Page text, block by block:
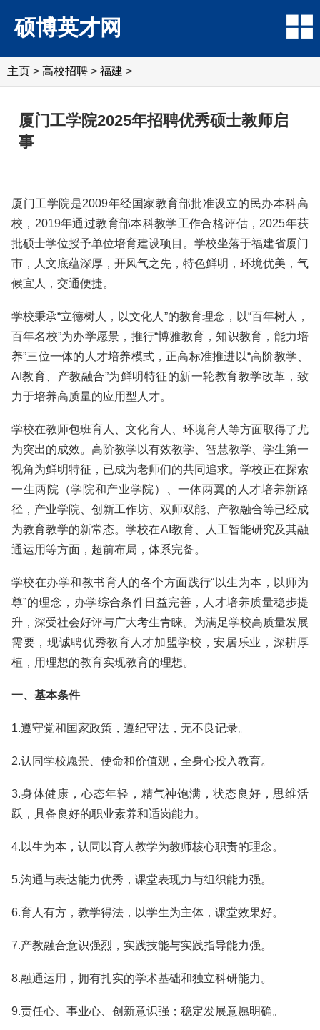
硕博英才网
主页 > 高校招聘 > 福建 >
厦门工学院2025年招聘优秀硕士教师启
事
厦门工学院是2009年经国家教育部批准设立的民办本科高
校，2019年通过教育部本科教学工作合格评估，2025年获
批硕士学位授予单位培育建设项目。学校坐落于福建省厦门
市，人文底蕴深厚，开风气之先，特色鲜明，环境优美，气
候宜人，交通便捷。
学校秉承“立德树人，以文化人”的教育理念，以“百年树人，
百年名校”为办学愿景，推行“博雅教育，知识教育，能力培
养”三位一体的人才培养模式，正高标准推进以“高阶教学、
AI教育、产教融合”为鲜明特征的新一轮教育教学改革，致
力于培养高质量的应用型人才。
学校在教师包班育人、文化育人、环境育人等方面取得了尤
为突出的成效。高阶教学以有效教学、智慧教学、学生第一
视角为鲜明特征，已成为老师们的共同追求。学校正在探索
一生两院（学院和产业学院）、一体两翼的人才培养新路
径，产业学院、创新工作坊、双师双能、产教融合等已经成
为教育教学的新常态。学校在AI教育、人工智能研究及其融
通运用等方面，超前布局，体系完备。
学校在办学和教书育人的各个方面践行“以生为本，以师为
尊”的理念，办学综合条件日益完善，人才培养质量稳步提
升，深受社会好评与广大考生青睐。为满足学校高质量发展
需要，现诚聘优秀教育人才加盟学校，安居乐业，深耕厚
植，用理想的教育实现教育的理想。
一、基本条件
1.遵守党和国家政策，遵纪守法，无不良记录。
2.认同学校愿景、使命和价值观，全身心投入教育。
3.身体健康，心态年轻，精气神饱满，状态良好，思维活
跃，具备良好的职业素养和适岗能力。
4.以生为本，认同以育人教学为教师核心职责的理念。
5.沟通与表达能力优秀，课堂表现力与组织能力强。
6.育人有方，教学得法，以学生为主体，课堂效果好。
7.产教融合意识强烈，实践技能与实践指导能力强。
8.融通运用，拥有扎实的学术基础和独立科研能力。
9.责任心、事业心、创新意识强；稳定发展意愿明确。